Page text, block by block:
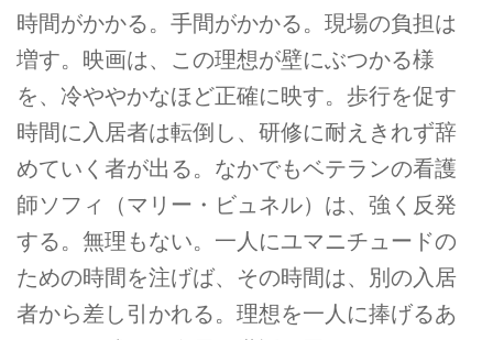
時間がかかる。手間がかかる。現場の負担は
増す。映画は、この理想が壁にぶつかる様
を、冷ややかなほど正確に映す。歩行を促す
時間に入居者は転倒し、研修に耐えきれず辞
めていく者が出る。なかでもベテランの看護
師ソフィ（マリー・ビュネル）は、強く反発
する。無理もない。一人にユマニチュードの
ための時間を注げば、その時間は、別の入居
者から差し引かれる。理想を一人に捧げるあ